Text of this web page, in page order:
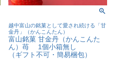
越中富山の銘菓として愛され続ける「甘
金丹」（かんこんたん）
富山銘菓 甘金丹（かんこんた
ん）苺 1個小箱無し
（ギフト不可・簡易梱包）